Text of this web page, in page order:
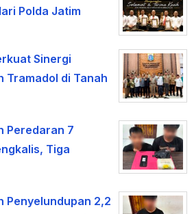
Polda Jatim
Sinergi
Tramadol di Tanah
Peredaran 7
Tiga
Penyelundupan 2,2